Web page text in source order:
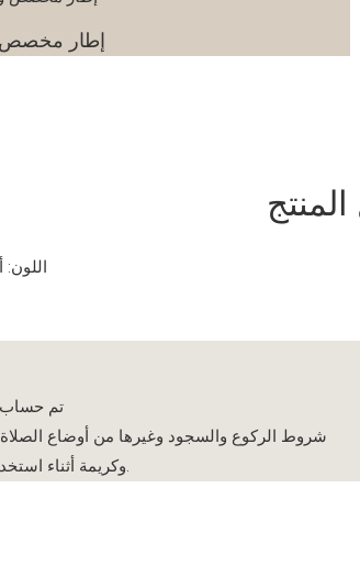
إطار مخصص
تم حساب
شروط الركوع والسجود وغيرها من أوضاع
وكريمة أثناءالمساس برسمية الشعائر الدينية.